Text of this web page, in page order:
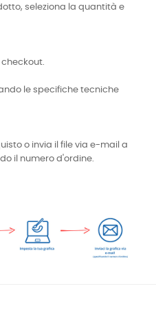
seleziona la quantità e
checkout.
le specifiche tecniche
o invia il file via e-mail a
il numero d'ordine.